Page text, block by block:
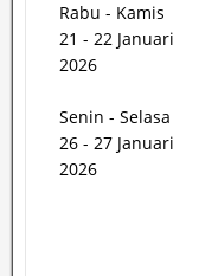
Rabu - Kamis
21 - 22 Januari
2026
Senin - Selasa
26 - 27 Januari
2026